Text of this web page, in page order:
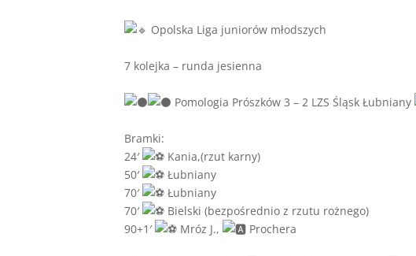
Opolska Liga juniorów młodszych
7 kolejka – runda jesienna
Pomologia Prószków 3 – 2 LZS Śląsk Łubniany
Bramki:
24′
Kania,(rzut karny)
50′
Łubniany
70′
Łubniany
70′
Bielski (bezpośrednio z rzutu rożnego)
90+1′
Mróz J., Prochera